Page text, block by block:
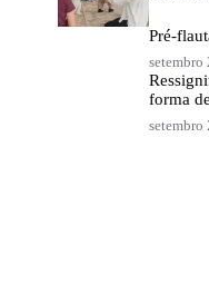
Pré-
setembro
forma
setembro